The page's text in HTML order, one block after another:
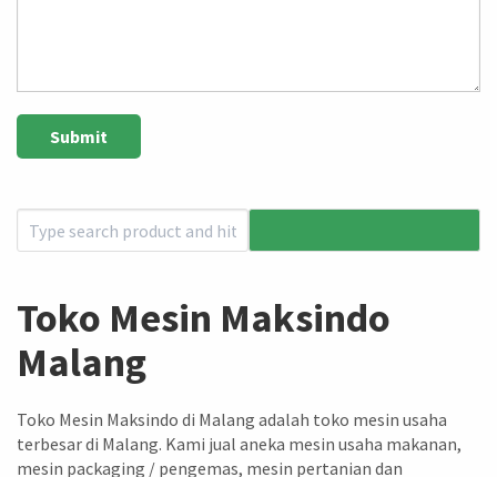
Toko Mesin Maksindo
Malang
Toko Mesin Maksindo di Malang adalah toko mesin usaha
terbesar di Malang. Kami jual aneka mesin usaha makanan,
mesin packaging / pengemas, mesin pertanian dan